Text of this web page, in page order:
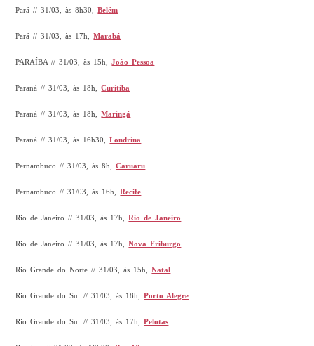
Pará // 31/03, às 8h30,Belém
Pará // 31/03, às 17h,Marabá
PARAÍBA // 31/03, às 15h,João Pessoa
Paraná // 31/03, às 18h,Curitiba
Paraná // 31/03, às 18h,Maringá
Paraná // 31/03, às 16h30,Londrina
Pernambuco // 31/03, às 8h,Caruaru
Pernambuco // 31/03, às 16h,Recife
Rio de Janeiro // 31/03, às 17h,Rio de Janeiro
Rio de Janeiro // 31/03, às 17h,Nova Friburgo
Rio Grande do Norte // 31/03, às 15h,Natal
Rio Grande do Sul // 31/03, às 18h,Porto Alegre
Rio Grande do Sul // 31/03, às 17h,Pelotas